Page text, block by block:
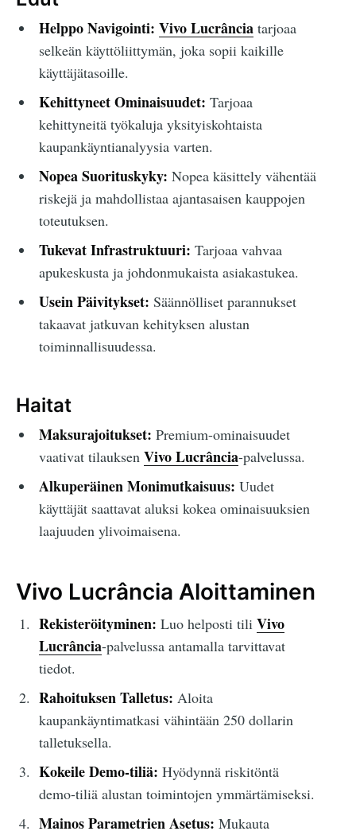
Helppo Navigointi: Vivo Lucrânciatarjoaa
selkeän käyttöliittymän, joka sopii kaikille
käyttäjätasoille.
Kehittyneet Ominaisuudet: Tarjoaa
kehittyneitä työkaluja yksityiskohtaista
kaupankäyntianalyysia varten.
Nopea Suorituskyky: Nopea käsittely vähentää
riskejä ja mahdollistaa ajantasaisen kauppojen
toteutuksen.
Tukevat Infrastruktuuri: Tarjoaa vahvaa
apukeskusta ja johdonmukaista asiakastukea.
Usein Päivitykset: Säännölliset parannukset
takaavat jatkuvan kehityksen alustan
toiminnallisuudessa.
Haitat
Maksurajoitukset: Premium-ominaisuudet
vaativat tilauksen Vivo Lucrância-palvelussa.
Alkuperäinen Monimutkaisuus: Uudet
käyttäjät saattavat aluksi kokea ominaisuuksien
laajuuden ylivoimaisena.
Vivo Lucrância Aloittaminen
Rekisteröityminen: Luo helposti tili Vivo
Lucrância-palvelussa antamalla tarvittavat
tiedot.
Rahoituksen Talletus: Aloita
kaupankäyntimatkasi vähintään 250 dollarin
talletuksella.
Kokeile Demo-tiliä: Hyödynnä riskitöntä
demo-tiliä alustan toimintojen ymmärtämiseksi.
Mainos Parametrien Asetus: Mukauta